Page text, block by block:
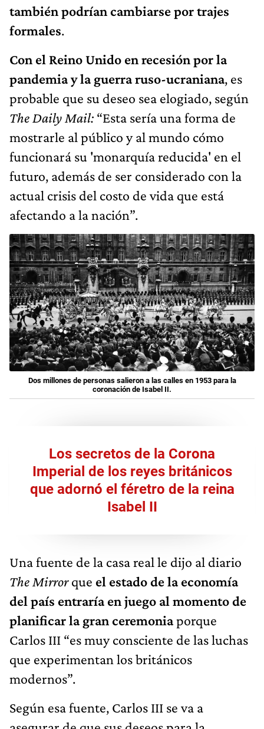
también podrían cambiarse por trajes
formales.
Con el Reino Unido en recesión por la
pandemia y la guerra ruso-ucraniana, es
probable que su deseo sea elogiado, según
The Daily Mail: “Esta sería una forma de
mostrarle al público y al mundo cómo
funcionará su 'monarquía reducida' en el
futuro, además de ser considerado con la
actual crisis del costo de vida que está
afectando a la nación”.
Dos millones de personas salieron a las calles en 1953 para la
coronación de Isabel II.
Los secretos de la Corona
Imperial de los reyes británicos
que adornó el féretro de la reina
Isabel II
Una fuente de la casa real le dijo al diario
The Mirrorque el estado de la economía
del país entraría en juego al momento de
planificarla gran ceremoniaporque
Carlos III “es muy consciente de las luchas
que experimentan los británicos
modernos”.
Según esa fuente, Carlos III se va a